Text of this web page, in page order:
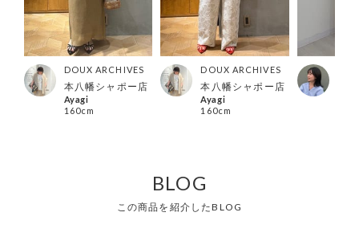
DOUX ARCHIVES
本八幡シャポー店
Ayagi
160cm
DOUX ARCHIVES
本八幡シャポー店
Ayagi
160cm
BLOG
この商品を紹介したBLOG